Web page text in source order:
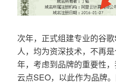
次年，正式组建专业的谷
人，均为资深技术，不再
年，考虑到品牌的重要性，
云点SEO，以此作为品牌